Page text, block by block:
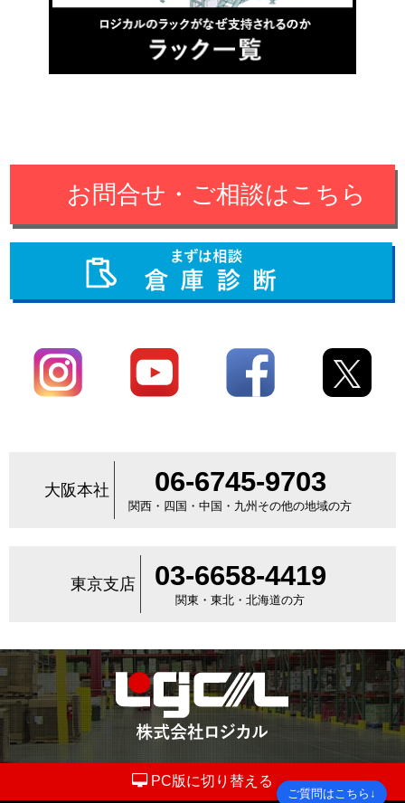
お問合せ・ご相談はこちら
大阪本社 06-6745-9703
関西・四国・中国・九州その他の地域の方
東京支店 03-6658-4419
関東・東北・北海道の方
PC版に切り替える
ご質問はこちら↓